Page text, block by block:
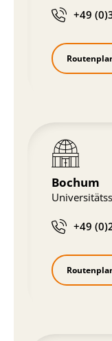
+49
Bochum
+49